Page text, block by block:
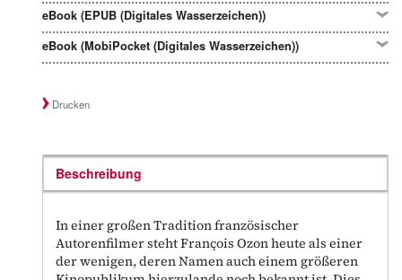
eBook (EPUB (Digitales Wasserzeichen))
eBook (MobiPocket (Digitales Wasserzeichen))
Drucken
Beschreibung
In einer großen Tradition französischer
Autorenfilmer steht François Ozon heute als einer
der wenigen, deren Namen auch einem größeren